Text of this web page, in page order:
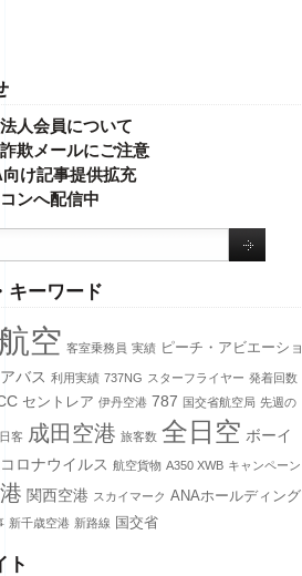
人会員について
詐欺メールにご注意
け記事提供拡充
ンへ配信中
キーワード
空 客室乗務員 実績 ピーチ・アビエーショ
バス 利用実績 737NG スターフライヤー 発着回数
セントレア 伊丹空港 787 国交省航空局 先週の
客 成田空港 旅客数 全日空 ボーイ
ロナウイルス 航空貨物 A350 XWB キャンペーン
関西空港 スカイマーク ANAホールディング
新千歳空港 新路線 国交省
ト